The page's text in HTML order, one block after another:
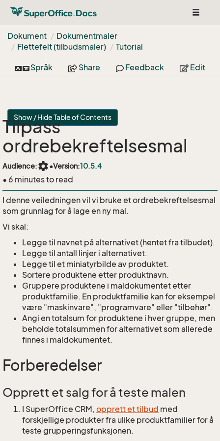
Toggle
Dokument
Dokumentmaler
Flettefelt (tilbudsmaler)
Tutorial
Språk Share Feedback Edit
Show / Hide Table of Contents
Tilpass
ordrebekreftelsesmal
Audience:settings•Version:10.5.4
• 6 minutes to read
I denne veiledningen vil vi bruke et ordrebekreftelsesmal
som grunnlag for å lage en ny mal.
Vi skal:
Legge til navnet på alternativet (hentet fra tilbudet).
Legge til antall linjer i alternativet.
Legge til et miniatyrbilde av produktet.
Sortere produktene etter produktnavn.
Gruppere produktene i maldokumentet etter
produktfamilie. En produktfamilie kan for eksempel
være "maskinvare", "programvare" eller "tilbehør".
Angi en totalsum for produktene i hver gruppe, men
beholde totalsummen for alternativet som allerede
finnes i maldokumentet.
Forberedelser
Opprett et salg for å teste malen
I SuperOffice CRM, opprett et tilbud med
forskjellige produkter fra ulike produktfamilier for å
teste grupperingsfunksjonen.